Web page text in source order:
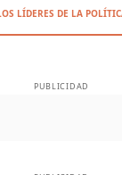
LÍDERES DE LA
PUBLICIDAD